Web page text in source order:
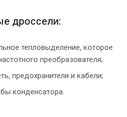
дроссели:
тепловыделение, которое
преобразователя;
предохранители и кабели;
конденсатора.